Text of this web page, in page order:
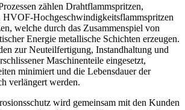
zählen Drahtflammspritzen,
HVOF-Hochgeschwindigkeitsflammspritzen
welche durch das Zusammenspiel von
Energie metallische Schichten erzeugen.
zur Neuteilfertigung, Instandhaltung und
Maschinenteile eingesetzt,
minimiert und die Lebensdauer der
verlängert werden.
wird gemeinsam mit den Kunden